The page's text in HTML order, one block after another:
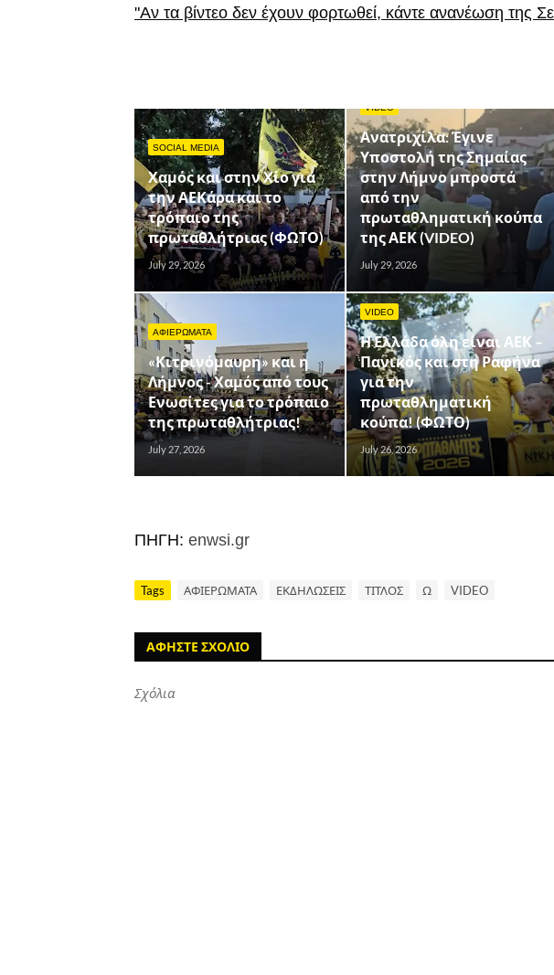
"Αν τα βίντεο δεν έχουν φορτωθεί, κάντε ανανέωση της
SOCIAL MEDIA
Χαμός και στην Χίο για
την ΑΕΚάρα και το
τρόπαιο της
πρωταθλήτριας (ΦΩΤΟ)
July 29, 2026
VIDEO
Ανατριχίλα: Έγινε
Υποστολή της Σημαίας
στην Λήμνο μπροστά
από την
πρωταθληματική κούπα
της ΑΕΚ (VIDEO)
July 29, 2026
ΑΦΙΕΡΩΜΑΤΑ
«Κιτρινόμαυρη» και η
Λήμνος - Χαμός από τους
Ενωσίτες για το τρόπαιο
της πρωταθλήτριας!
July 27, 2026
VIDEO
Η Ελλάδα όλη είναι ΑΕΚ –
Πανικός και στη Ραφήνα
για την
πρωταθληματική
κούπα! (ΦΩΤΟ)
July 26, 2026
ΠΗΓΗ: enwsi.gr
Tags ΑΦΙΕΡΩΜΑΤΑ ΕΚΔΗΛΩΣΕΙΣ ΤΙΤΛΟΣ Ω VIDEO
ΑΦΗΣΤΕ ΣΧΟΛΙΟ
Σχόλια